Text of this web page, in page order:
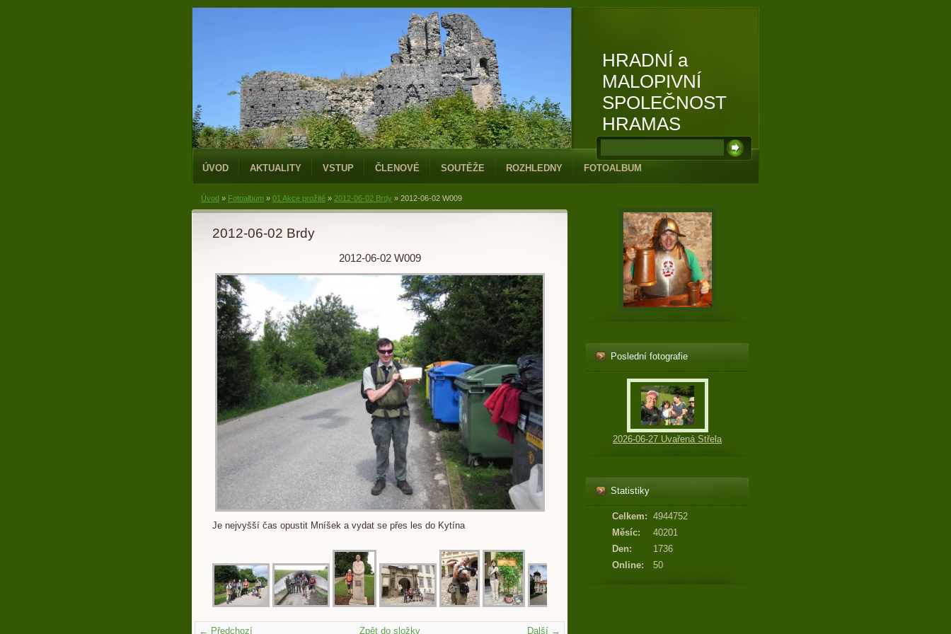
HRADNÍ a
MALOPIVNÍ
SPOLEČNOST
HRAMAS
ÚVOD AKTUALITY VSTUP ČLENOVÉ SOUTĚŽE ROZHLEDNY FOTOALBUM
Úvod » Fotoalbum » 01 Akce prožité » 2012-06-02 Brdy » 2012-06-02 W009
2012-06-02 Brdy
2012-06-02 W009
Je nejvyšší čas opustit Mníšek a vydat se přes les do Kytína
← Předchozí Další →
Zpět do složky
Poslední fotografie
2026-06-27 Uvařená Střela
Statistiky
Online: 50
Celkem: 4944752
Měsíc:
40201
Den:
1736